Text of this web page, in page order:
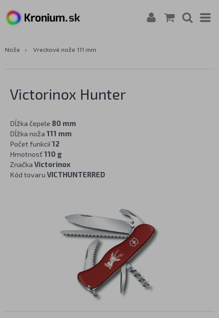
Nože › Vreckové nože 111 mm
Victorinox Hunter
Dĺžka čepele 80 mm
Dĺžka noža 111 mm
Počet funkcií12
Hmotnosť 110 g
Značka Victorinox
Kód tovaru VICTHUNTERRED